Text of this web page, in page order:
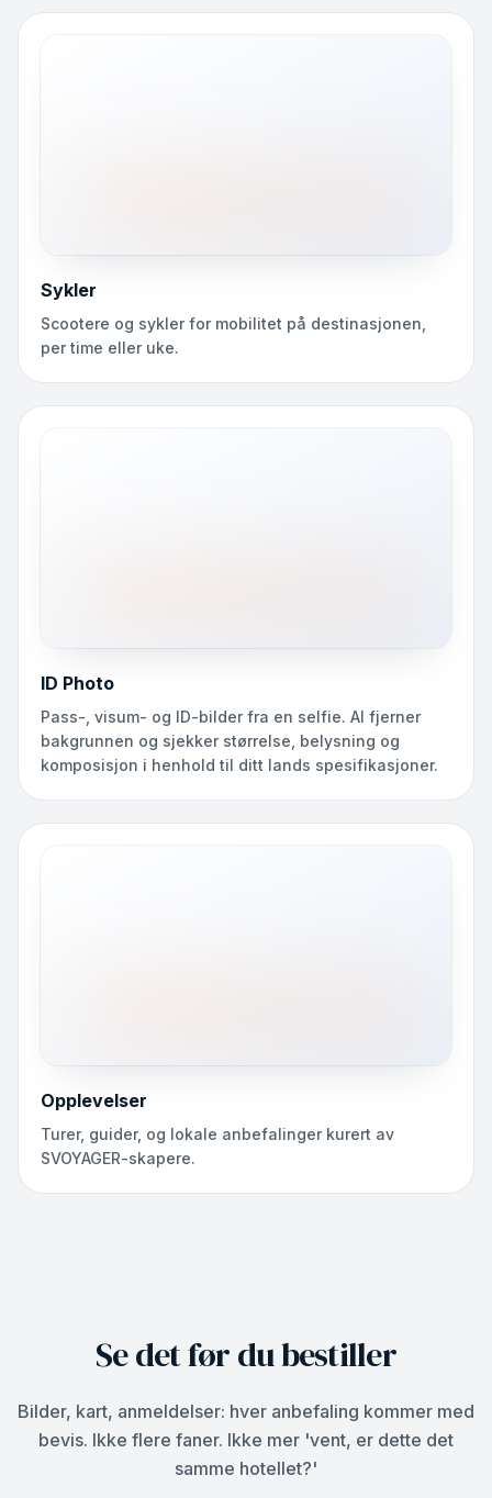
Sykler
Scootere og sykler for mobilitet på destinasjonen,
per time eller uke.
ID Photo
Pass-, visum- og ID-bilder fra en selfie. AI fjerner
bakgrunnen og sjekker størrelse, belysning og
komposisjon i henhold til ditt lands spesifikasjoner.
Opplevelser
Turer, guider, og lokale anbefalinger kurert av
SVOYAGER-skapere.
Se det før du bestiller
Bilder, kart, anmeldelser: hver anbefaling kommer med
bevis. Ikke flere faner. Ikke mer 'vent, er dette det
samme hotellet?'